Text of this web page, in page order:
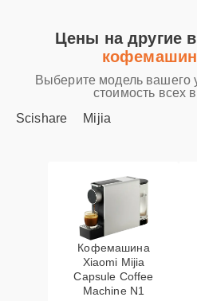
Цены на другие
Выберите модель вашего
стоимость всех
Scishare
Mijia
Кофемашина
Xiaomi Mijia
Capsule Coffee
Machine N1